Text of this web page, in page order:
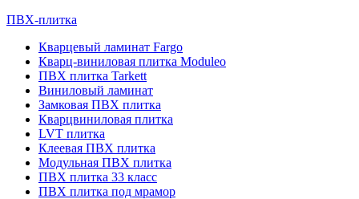
ПВХ-плитка
Кварцевый ламинат Fargo
Кварц-виниловая плитка Moduleo
ПВХ плитка Tarkett
Виниловый ламинат
Замковая ПВХ плитка
Кварцвиниловая плитка
LVT плитка
Клеевая ПВХ плитка
Модульная ПВХ плитка
ПВХ плитка 33 класс
ПВХ плитка под мрамор